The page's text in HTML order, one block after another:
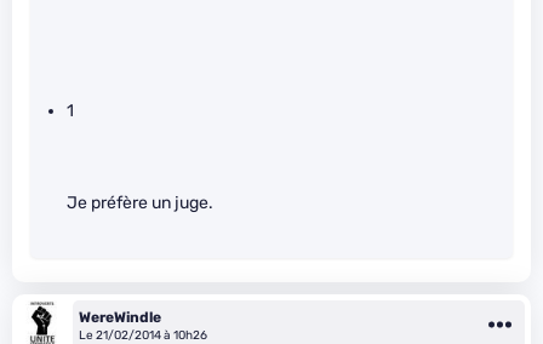
1
Je préfère un juge.
WereWindle
Le 21/02/2014 à 10h26